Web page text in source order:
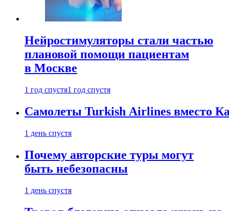
Нейростимуляторы стали частью
плановой помощи пациентам
в Москве
1 год спустя1 год спустя
Самолеты Turkish Airlines вместо
1 день спустя
Почему авторские туры могут
быть небезопасны
1 день спустя